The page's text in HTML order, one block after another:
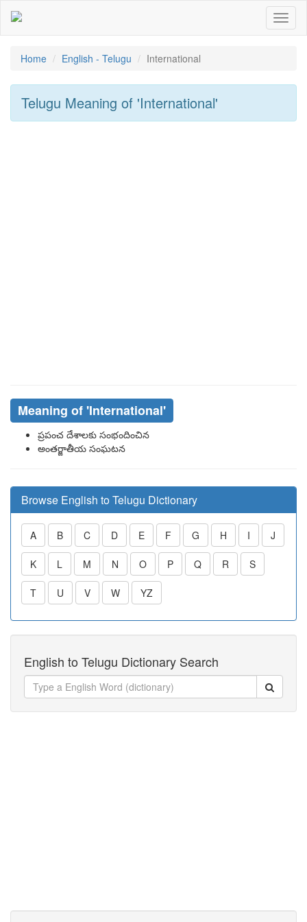
Home
English - Telugu International
Telugu Meaning of 'international'
Meaning of 'international'
ప్రపంచ దేశాలకు సంభందించిన
అంతర్జాతీయ సంఘటన
Browse English to Telugu Dictionary
A B C D E F G H I J
K L M N O P Q R S
T U V W YZ
English to Telugu Dictionary Search